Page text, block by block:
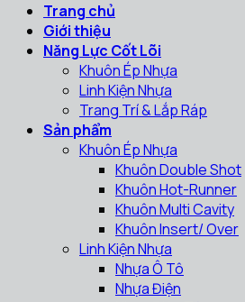
Trang chủ
Giới thiệu
Năng Lực Cốt Lõi
Khuôn Ép Nhựa
Linh Kiện Nhựa
Trang Trí & Lắp Ráp
Sản phẩm
Khuôn Ép Nhựa
Khuôn Double Shot
Khuôn Hot-Runner
Khuôn Multi Cavity
Khuôn Insert/ Over
Linh Kiện Nhựa
Nhựa Ô Tô
Nhựa Điện